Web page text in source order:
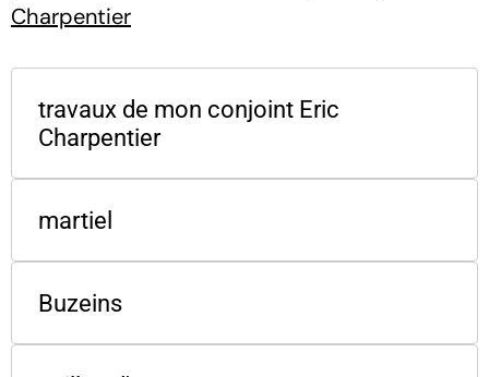
Charpentier
travaux de mon conjoint Eric
Charpentier
martiel
Buzeins